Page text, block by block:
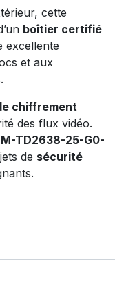
cette
boîtier certifié
excellente
et aux
chiffrement
des flux vidéo.
TD2638-25-G0-
de sécurité